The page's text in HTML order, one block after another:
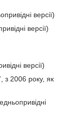
версії)
версії)
версії)
з 2006 року, як